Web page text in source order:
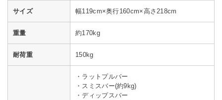
サイズ 幅119cm×奥行160cm×高さ218cm
重量 約170kg
耐荷重 150kg
・ラットプルバー
・スミスバー(約9kg)
・ディップスバー